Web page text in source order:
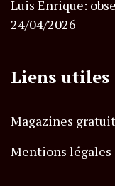
Luis Enrique:
24/04/2026
Liens utiles
Magazines
Mentions légales